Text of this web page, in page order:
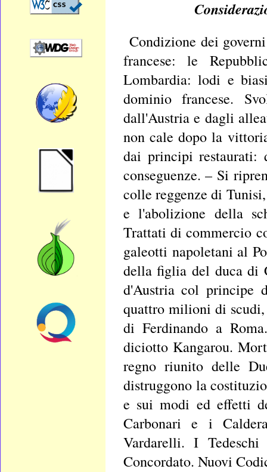
Condizione dei
francese: le
Lombardia: lodi e
dominio francese.
dall'Austria e dagli
non cale dopo la
dai principi restaurati:
conseguenze. – Si
colle reggenze di
e l'abolizione della
Trattati di commercio
galeotti napoletani al
della figlia del duca di
d'Austria col principe
quattro milioni di
di Ferdinando a
diciotto Kangarou.
regno riunito delle
distruggono la
e sui modi ed effetti
Carbonari e i
Vardarelli. I Tedeschi
Concordato. Nuovi